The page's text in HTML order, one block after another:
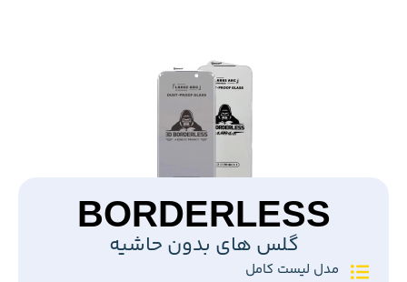
BORDERLESS
گلس های بدون حاشیه
مدل لیست کامل